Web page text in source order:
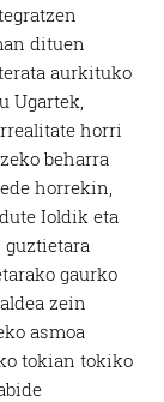
dituen
aurkituko
Ugartek,
horri
beharra
horrekin,
Ioldik eta
gaurko
zein
asmoa
tokian tokiko